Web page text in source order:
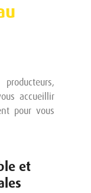
accueillir
pour vous
et